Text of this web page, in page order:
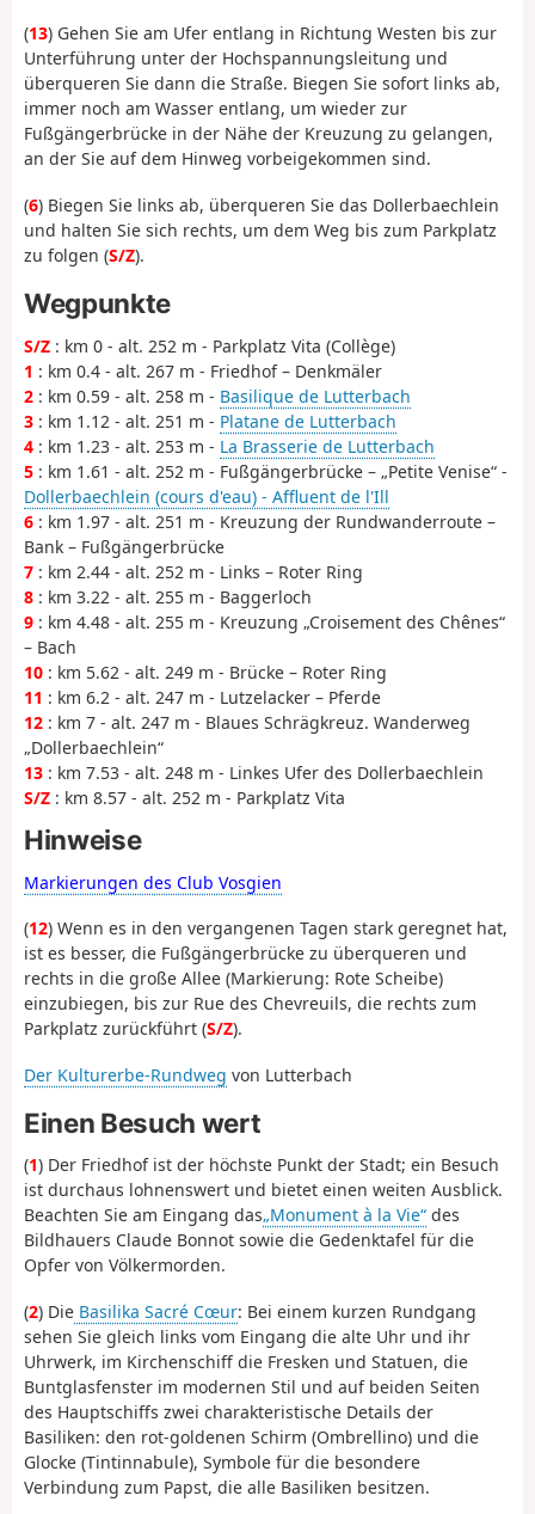
(13) Gehen Sie am Ufer entlang in Richtung Westen bis zur
Unterführung unter der Hochspannungsleitung und
überqueren Sie dann die Straße. Biegen Sie sofort links ab,
immer noch am Wasser entlang, um wieder zur
Fußgängerbrücke in der Nähe der Kreuzung zu gelangen,
an der Sie auf dem Hinweg vorbeigekommen sind.
(6) Biegen Sie links ab, überqueren Sie das Dollerbaechlein
und halten Sie sich rechts, um dem Weg bis zum Parkplatz
zu folgen (S/Z).
Wegpunkte
S/Z : km 0 - alt. 252 m - Parkplatz Vita (Collège)
1 : km 0.4 - alt. 267 m - Friedhof – Denkmäler
2 : km 0.59 - alt. 258 m - Basilique de Lutterbach
3 : km 1.12 - alt. 251 m - Platane de Lutterbach
4 : km 1.23 - alt. 253 m - La Brasserie de Lutterbach
5 : km 1.61 - alt. 252 m - Fußgängerbrücke – „Petite Venise“ -
Dollerbaechlein (cours d'eau) - Affluent de l'Ill
6 : km 1.97 - alt. 251 m - Kreuzung der Rundwanderroute –
Bank – Fußgängerbrücke
7 : km 2.44 - alt. 252 m - Links – Roter Ring
8 : km 3.22 - alt. 255 m - Baggerloch
9 : km 4.48 - alt. 255 m - Kreuzung „Croisement des Chênes“
– Bach
10 : km 5.62 - alt. 249 m - Brücke – Roter Ring
11 : km 6.2 - alt. 247 m - Lutzelacker – Pferde
12 : km 7 - alt. 247 m - Blaues Schrägkreuz. Wanderweg
„Dollerbaechlein“
13 : km 7.53 - alt. 248 m - Linkes Ufer des Dollerbaechlein
S/Z : km 8.57 - alt. 252 m - Parkplatz Vita
Hinweise
Markierungen des Club Vosgien
(12) Wenn es in den vergangenen Tagen stark geregnet hat,
ist es besser, die Fußgängerbrücke zu überqueren und
rechts in die große Allee (Markierung: Rote Scheibe)
einzubiegen, bis zur Rue des Chevreuils, die rechts zum
Parkplatz zurückführt (S/Z).
Der Kulturerbe-Rundweg von Lutterbach
Einen Besuch wert
(1) Der Friedhof ist der höchste Punkt der Stadt; ein Besuch
ist durchaus lohnenswert und bietet einen weiten Ausblick.
Beachten Sie am Eingang das„Monument à la Vie“ des
Bildhauers Claude Bonnot sowie die Gedenktafel für die
Opfer von Völkermorden.
(2) Die Basilika Sacré Cœur: Bei einem kurzen Rundgang
sehen Sie gleich links vom Eingang die alte Uhr und ihr
Uhrwerk, im Kirchenschiff die Fresken und Statuen, die
Buntglasfenster im modernen Stil und auf beiden Seiten
des Hauptschiffs zwei charakteristische Details der
Basiliken: den rot-goldenen Schirm (Ombrellino) und die
Glocke (Tintinnabule), Symbole für die besondere
Verbindung zum Papst, die alle Basiliken besitzen.